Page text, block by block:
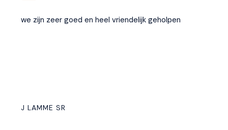
we zijn zeer goed en heel vriendelijk geholpen
J LAMME SR